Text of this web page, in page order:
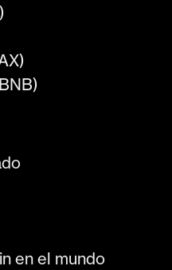
en el mundo